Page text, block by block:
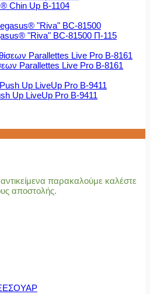
Chin Up Β-1104
"Riva" BC-81500 Π-115
Parallettes Live Pro Β-8161
Up LiveUp Pro Β-9411
παρακαλούμε καλέστε
αποστολής.